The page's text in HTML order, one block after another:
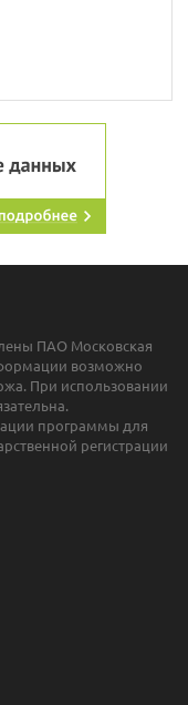
ПАО Московская
возможно
При использовании
программы для
регистрации